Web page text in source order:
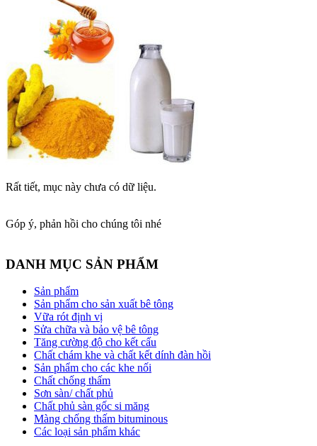
Rất tiết, mục này chưa có dữ liệu.
Góp ý, phản hồi cho chúng tôi nhé
DANH MỤC SẢN PHẨM
Sản phẩm
Sản phẩm cho sản xuất bê tông
Vữa rót định vị
Sửa chữa và bảo vệ bê tông
Tăng cường độ cho kết cấu
Chất chám khe và chất kết dính đàn hồi
Sản phẩm cho các khe nối
Chất chống thấm
Sơn sàn/ chất phủ
Chất phủ sàn gốc si măng
Màng chống thấm bituminous
Các loại sản phẩm khác